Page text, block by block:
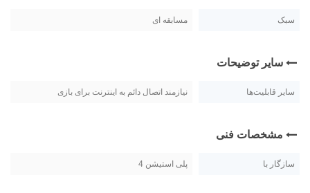
سبک مسابقه ای
سایر توضیحات
سایر قابلیت‌ها نیازمند اتصال دائم به اینترنت برای بازی
مشخصات فنی
سازگار با پلی استیشن 4